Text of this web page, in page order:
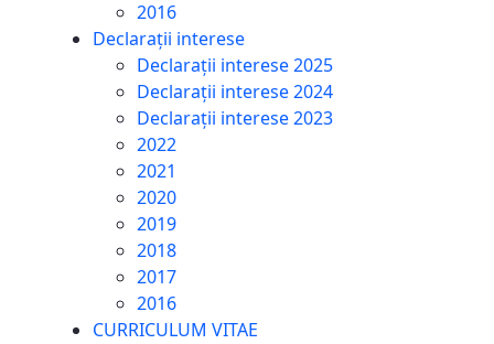
2016
Declarații interese
Declarații interese 2025
Declarații interese 2024
Declarații interese 2023
2022
2021
2020
2019
2018
2017
2016
CURRICULUM VITAE